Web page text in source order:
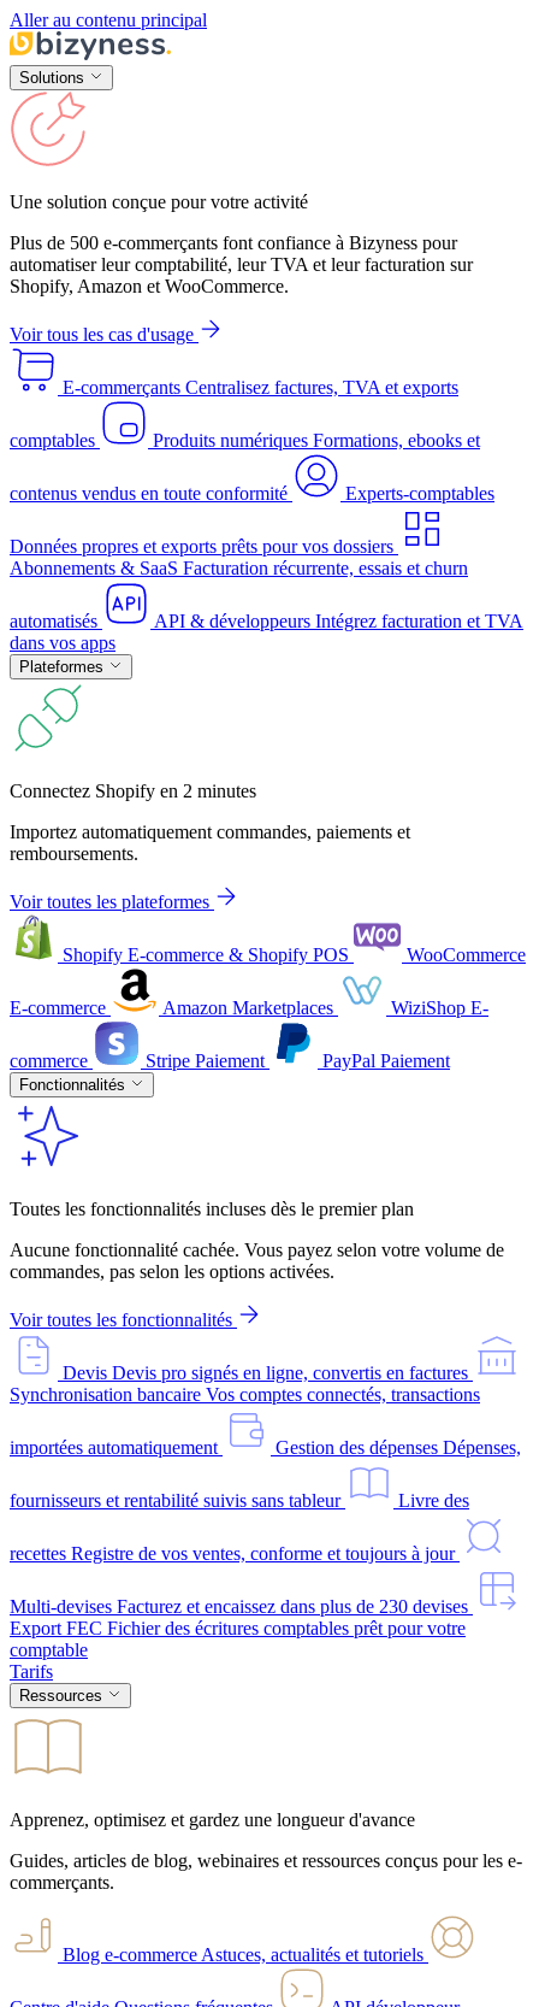
Aller au contenu principal
Solutions
Une solution conçue pour votre activité
Plus de 500 e-commerçants font confiance à Bizyness pour
automatiser leur comptabilité, leur TVA et leur facturation sur
Shopify, Amazon et WooCommerce.
Voir tous les cas d'usage
E-commerçants Centralisez factures, TVA et exports
comptables Produits numériques Formations, ebooks et
contenus vendus en toute conformité Experts-comptables
Données propres et exports prêts pour vos dossiers
Abonnements & SaaS Facturation récurrente, essais et churn
automatisés API & développeurs Intégrez facturation et TVA
dans vos apps
Plateformes
Connectez Shopify en 2 minutes
Importez automatiquement commandes, paiements et
remboursements.
Voir toutes les plateformes
Shopify E-commerce & Shopify POS WooCommerce
E-commerce Amazon Marketplaces WiziShop E-
commerce Stripe Paiement PayPal Paiement
Fonctionnalités
Toutes les fonctionnalités incluses dès le premier plan
Aucune fonctionnalité cachée. Vous payez selon votre volume de
commandes, pas selon les options activées.
Voir toutes les fonctionnalités
Devis Devis pro signés en ligne, convertis en factures
Synchronisation bancaire Vos comptes connectés, transactions
importées automatiquement Gestion des dépenses Dépenses,
fournisseurs et rentabilité suivis sans tableur Livre des
recettes Registre de vos ventes, conforme et toujours à jour
Multi-devises Facturez et encaissez dans plus de 230 devises
Export FEC Fichier des écritures comptables prêt pour votre
comptable
Tarifs
Ressources
Apprenez, optimisez et gardez une longueur d'avance
Guides, articles de blog, webinaires et ressources conçus pour les e-
commerçants.
Blog e-commerce Astuces, actualités et tutoriels